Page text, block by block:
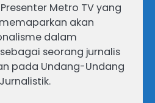
Metro TV yang
akan
dalam
seorang jurnalis
pada Undang-Undang